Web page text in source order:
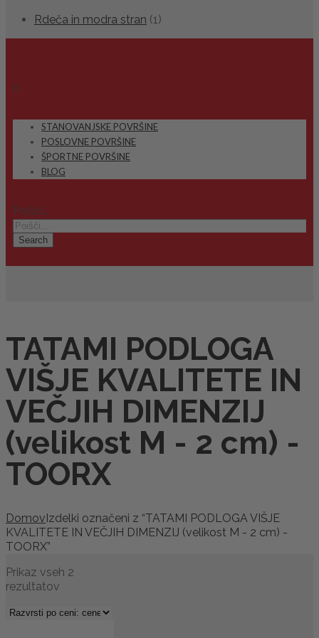
Rdeča in modra stran (1)
0
STANOVANJSKE POVRŠINE
POSLOVNE POVRŠINE
ŠPORTNE POVRŠINE
BLOG
Poišči...
Search
TATAMI PODLOGA
VIŠJE KVALITETE IN
VEČJIH DIMENZIJ
(velikost M - 2 cm) -
TOORX
DomovIzdelki označeni z “TATAMI PODLOGA VIŠJE
KVALITETE IN VEČJIH DIMENZIJ (velikost M - 2 cm) -
TOORX”
Prikaz vseh 2
rezultatov